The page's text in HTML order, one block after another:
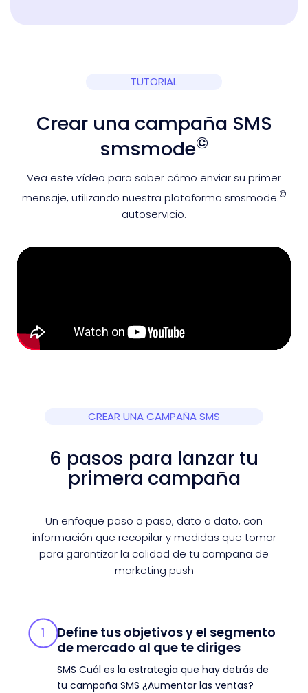
TUTORIAL
Crear una campaña SMS
smsmode©
Vea este vídeo para saber cómo enviar su primer
mensaje, utilizando nuestra plataforma smsmode.©
autoservicio.
CREAR UNA CAMPAÑA SMS
6 pasos para lanzar tu
primera campaña
Un enfoque paso a paso, dato a dato, con
información que recopilar y medidas que tomar
para garantizar la calidad de tu campaña de
marketing push
1
Define tus objetivos y el segmento
de mercado al que te diriges
SMS Cuál es la estrategia que hay detrás de
tu campaña SMS ¿Aumentar las ventas?